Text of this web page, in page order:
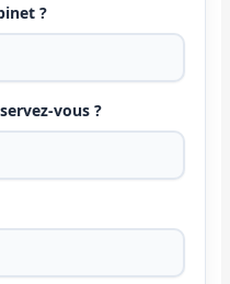
?
vous ?